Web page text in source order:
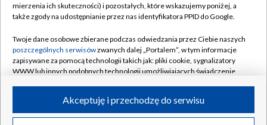
Naziemna Telewizja Cyfrowa
Rada Programowa
System NOS
Informacje o nadawcy
Program dla prasy
Pomoc
Kontakt
Kanały
©2026 Telewizja Polska S.A. w likwidacji
mierzenia ich skuteczności) i pozostałych, które wskazujemy poniżej, a
także zgody na udostępnianie przez nas identyfikatora PPID do Google.
Twoje dane osobowe zbierane podczas odwiedzania przez Ciebie naszych
poszczególnych serwisówzwanych dalej „Portalem”, w tym informacje
zapisywane za pomocą technologii takich jak: pliki cookie, sygnalizatory
WWW lub innych podobnych technologii umożliwiających świadczenie
ruchu w Internecie.Akceptuję i przechodzę do serwisu